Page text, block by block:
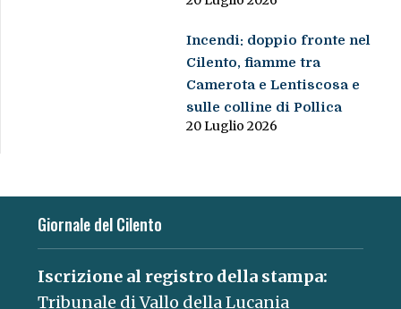
Incendi: doppio fronte nel
Cilento, fiamme tra
Camerota e Lentiscosa e
sulle colline di Pollica
20 Luglio 2026
Giornale del Cilento
Iscrizione al registro della stampa:
Tribunale di Vallo della Lucania